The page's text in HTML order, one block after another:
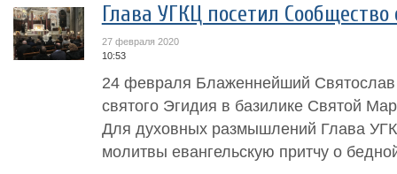
Глава УГКЦ посетил
27 февраля 2020
10:53
24 февраля Блаженнейший Святослав
святого Эгидия в базилике Святой
Для духовных размышлений Глава
молитвы евангельскую притчу о